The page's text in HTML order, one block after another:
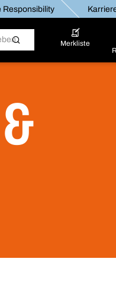
Responsibility
Merkliste